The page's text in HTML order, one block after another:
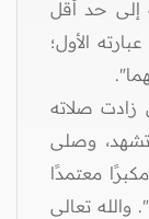
إلى حد أقل
الأول؛
ص53]: "فإن زادت صلاته
وصلى
معتمدًا
والله تعالى